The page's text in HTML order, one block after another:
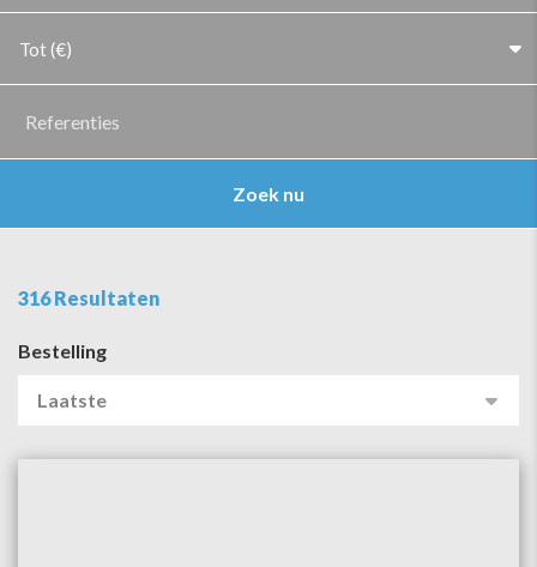
Tot (€)
Zoek nu
316 Resultaten
Bestelling
Laatste